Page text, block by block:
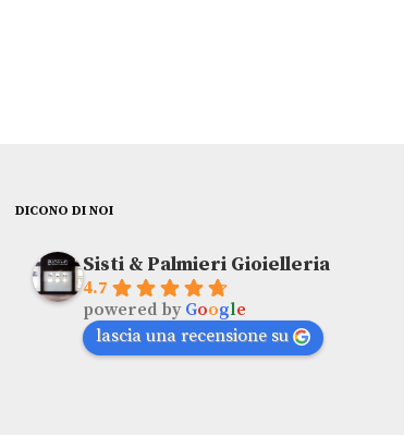
DICONO DI NOI
Sisti & Palmieri Gioielleria
4.7
powered by Google
lascia una recensione su